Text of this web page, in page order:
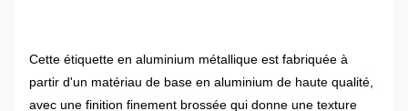
Cette étiquette en aluminium métallique est fabriquée à
partir d'un matériau de base en aluminium de haute qualité,
avec une finition finement brossée qui donne une texture